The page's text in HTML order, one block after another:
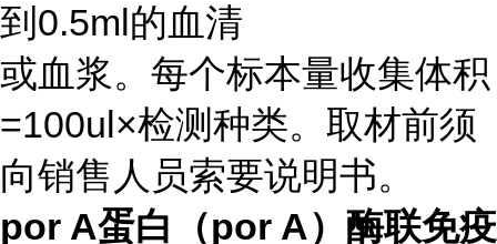
到0.5ml的血清
或血浆。每个标本量收集体积
=100ul×检测种类。取材前须
向销售人员索要说明书。
por A蛋白（por A）酶联免疫